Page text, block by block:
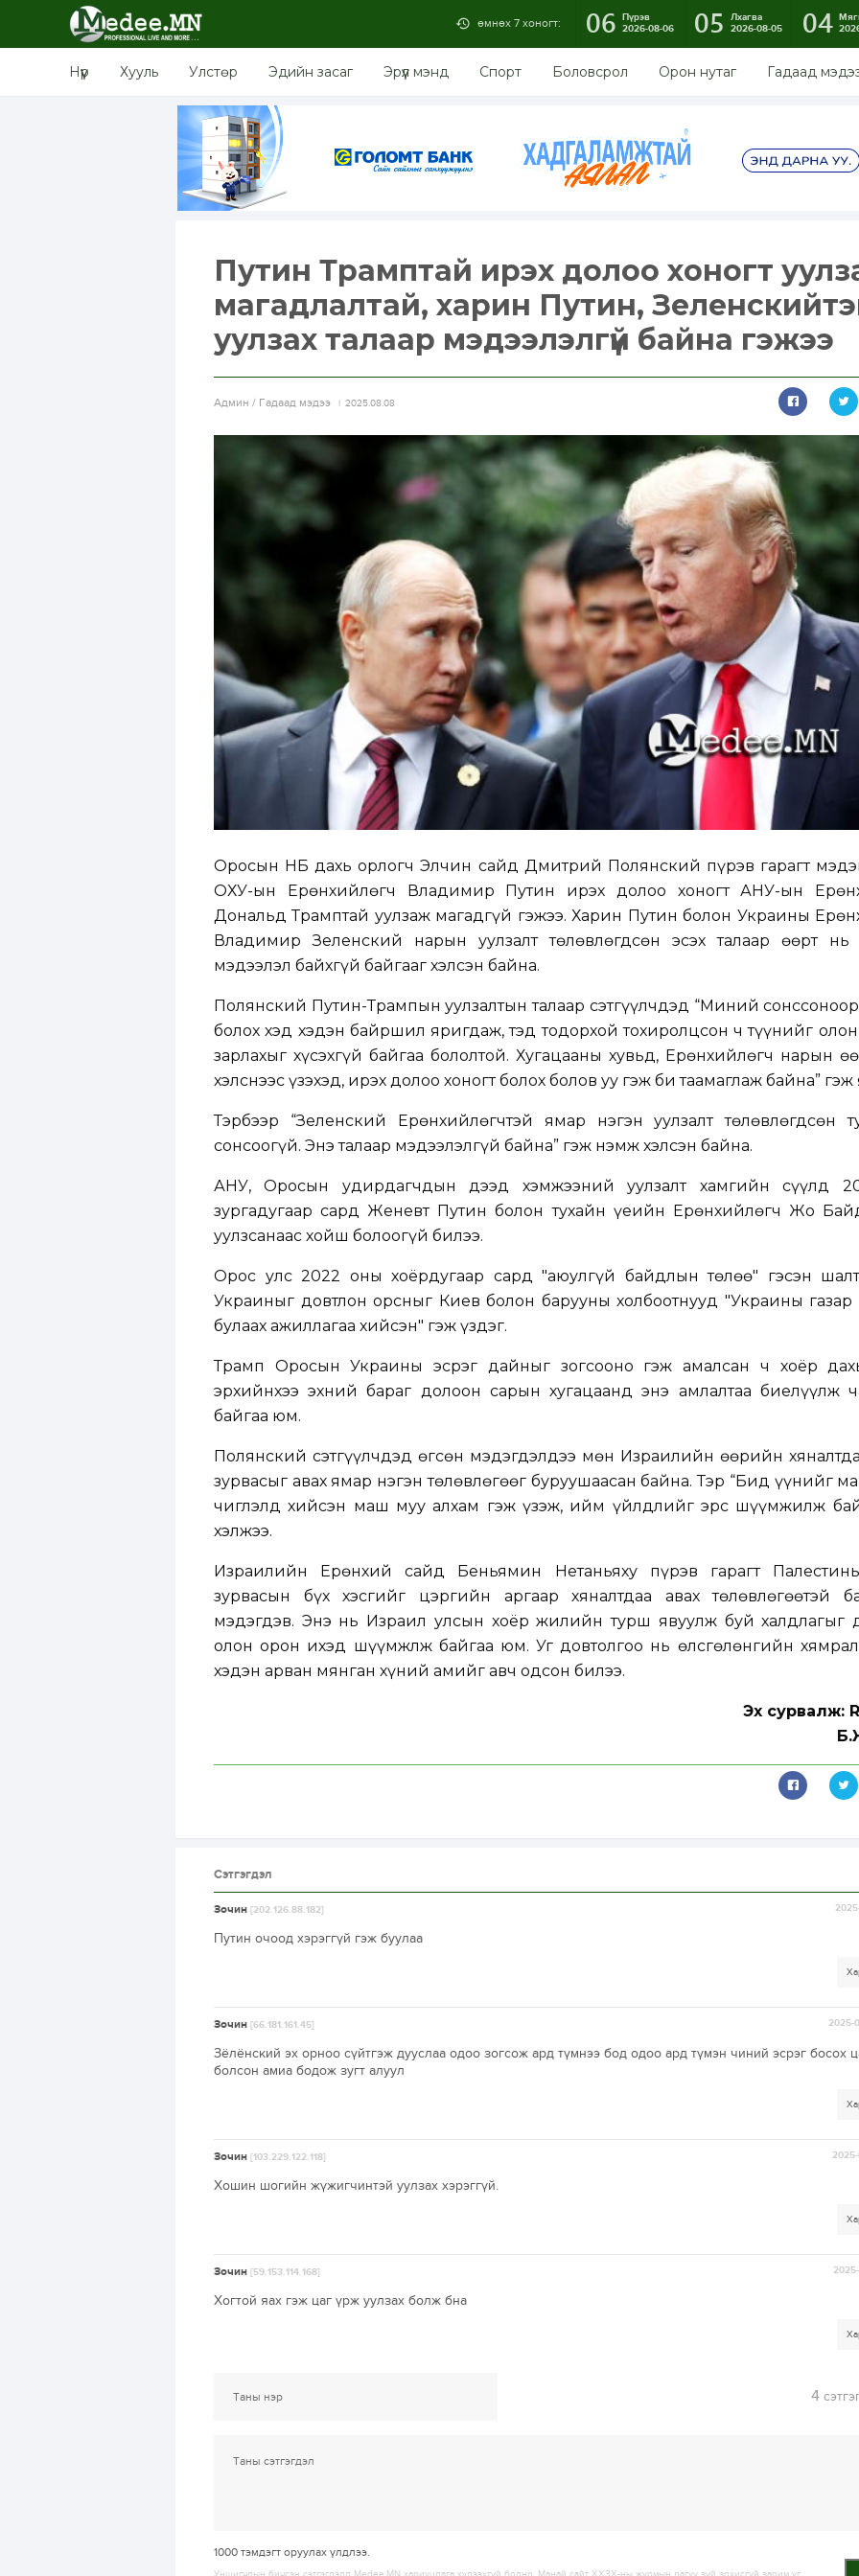
өмнөх 7 хоногт: 06 Пүрэв
2026-08-06
05
Лхагва
2026-08-05
04
Нүүр Хууль Улстөр Эдийн засаг Эрүүл мэнд Спорт Боловсрол Орон нутаг Гадаад
Путин Трамптай ирэх долоо хоногт
магадлалтай, харин Путин,
уулзах талаар мэдээлэлгүй байна гэжээ
Aдмин / Гадаад мэдээ 2025.08.08
Оросын НҮБ дахь орлогч Элчин сайд Дмитрий Полянский пүрэв гарагт
ОХУ-ын Ерөнхийлөгч Владимир Путин ирэх долоо хоногт АНУ-ын
Дональд Трамптай уулзаж магадгүй гэжээ. Харин Путин болон Украины
Владимир Зеленский нарын уулзалт төлөвлөгдсөн эсэх талаар өөрт
мэдээлэл байхгүй байгааг хэлсэн байна.
Полянский Путин-Трампын уулзалтын талаар сэтгүүлчдэд “Миний сонссоноор
болох хэд хэдэн байршил яригдаж, тэд тодорхой тохиролцсон ч түүнийг
зарлахыг хүсэхгүй байгаа бололтой. Хугацааны хувьд, Ерөнхийлөгч нарын
хэлснээс үзэхэд, ирэх долоо хоногт болох болов уу гэж би таамаглаж байна” гэж
Тэрбээр “Зеленский Ерөнхийлөгчтэй ямар нэгэн уулзалт төлөвлөгдсөн
сонсоогүй. Энэ талаар мэдээлэлгүй байна” гэж нэмж хэлсэн байна.
АНУ, Оросын удирдагчдын дээд хэмжээний уулзалт хамгийн сүүлд
зургадугаар сард Женевт Путин болон тухайн үеийн Ерөнхийлөгч Жо
уулзсанаас хойш болоогүй билээ.
Орос улс 2022 оны хоёрдугаар сард "аюулгүй байдлын төлөө" гэсэн
Украиныг довтлон орсныг Киев болон барууны холбоотнууд "Украины газар
булаах ажиллагаа хийсэн" гэж үздэг.
Трамп Оросын Украины эсрэг дайныг зогсооно гэж амалсан ч хоёр
эрхийнхээ эхний бараг долоон сарын хугацаанд энэ амлалтаа биелүүлж
байгаа юм.
Полянский сэтгүүлчдэд өгсөн мэдэгдэлдээ мөн Израилийн өөрийн
зурвасыг авах ямар нэгэн төлөвлөгөөг буруушаасан байна. Тэр “Бид үүнийг
чиглэлд хийсэн маш муу алхам гэж үзэж, ийм үйлдлийг эрс шүүмжилж
хэлжээ.
Израилийн Ерөнхий сайд Беньямин Нетаньяху пүрэв гарагт
зурвасын бүх хэсгийг цэргийн аргаар хяналтдаа авах төлөвлөгөөтэй
мэдэгдэв. Энэ нь Израил улсын хоёр жилийн турш явуулж буй халдлагыг
олон орон ихэд шүүмжлж байгаа юм. Уг довтолгоо нь өлсгөлөнгийн хямрал
хэдэн арван мянган хүний амийг авч одсон билээ.
Эх сурвалж:
Сэтгэгдэл
Зочин [202.126.88.182]
Путин очоод хэрэггүй гэж буулаа
Зочин [66.181.161.45] 2025-
Зёлёнский эх орноо сүйтгэж дууслаа одоо зогсож ард түмнээ бод одоо ард түмэн чиний эсрэг босох
болсон амиа бодож зугт алуул
Зочин [103.229.122.118]
Хошин шогийн жүжигчинтэй уулзах хэрэггүй.
Зочин [59.153.114.168]
Хогтой яах гэж цаг үрж уулзах болж бна
4
1000 тэмдэгт оруулах үлдлээ.